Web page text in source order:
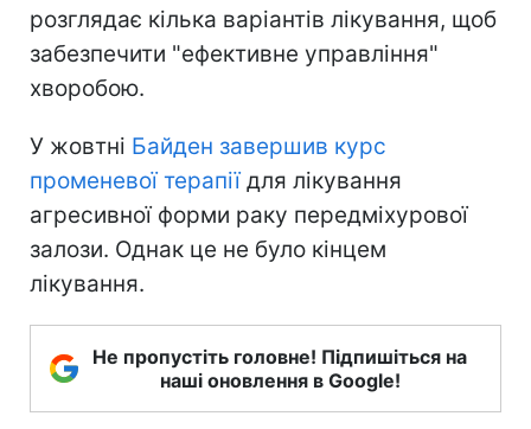
розглядає кілька варіантів лікування, щоб
забезпечити "ефективне управління"
хворобою.
У жовтні Байден завершив курс
променевої терапіїдля лікування
агресивної форми раку передміхурової
залози. Однак це не було кінцем
лікування.
Не пропустіть головне! Підпишіться на
наші оновлення в Google!